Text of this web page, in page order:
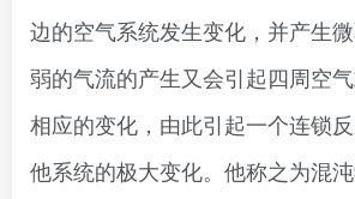
边的空气系统发生变化，并产生
弱的气流的产生又会引起四周空
相应的变化，由此引起一个连锁
他系统的极大变化。他称之为混